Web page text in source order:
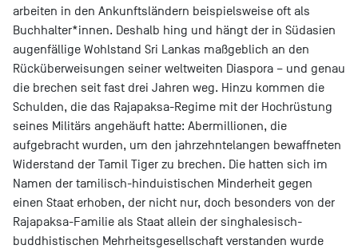
arbeiten in den Ankunftsländern beispielsweise oft als
Buchhalter*innen. Deshalb hing und hängt der in Südasien
augenfällige Wohlstand Sri Lankas maßgeblich an den
Rücküberweisungen seiner weltweiten Diaspora – und genau
die brechen seit fast drei Jahren weg. Hinzu kommen die
Schulden, die das Rajapaksa-Regime mit der Hochrüstung
seines Militärs angehäuft hatte: Abermillionen, die
aufgebracht wurden, um den jahrzehntelangen bewaffneten
Widerstand der Tamil Tiger zu brechen. Die hatten sich im
Namen der tamilisch-hinduistischen Minderheit gegen
einen Staat erhoben, der nicht nur, doch besonders von der
Rajapaksa-Familie als Staat allein der singhalesisch-
buddhistischen Mehrheitsgesellschaft verstanden wurde